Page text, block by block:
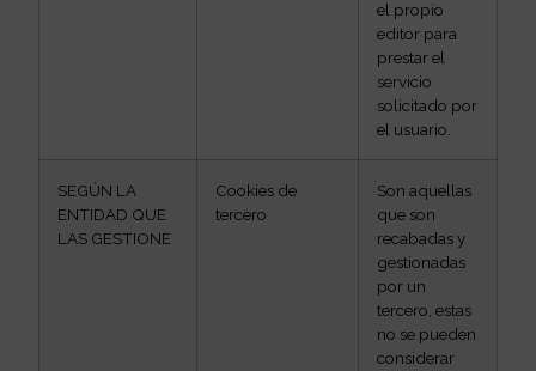
el propio
editor para
prestar el
servicio
solicitado por
el usuario.
SEGÚN LA
ENTIDAD QUE
LAS GESTIONE
Cookies de
tercero
Son aquellas
que son
recabadas y
gestionadas
por un
tercero, estas
no se pueden
considerar